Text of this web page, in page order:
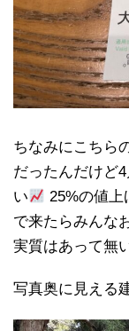
ちなみにこちら
だったんだけど
い
25%の値上
で来たらみんな
実質はあって無
写真奥に見える